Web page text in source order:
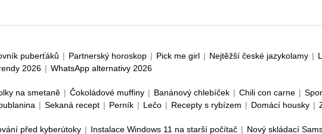
puberťáků | Partnerský horoskop | Pick me girl | Nejtěžší české jazykolamy |
2026 | WhatsApp alternativy 2026
na smetaně | Čokoládové muffiny | Banánový chlebíček | Chili con carne |
| Sekaná recept | Perník | Lečo | Recepty s rybízem | Domácí housky |
před kyberútoky | Instalace Windows 11 na starší počítač | Nový skládací